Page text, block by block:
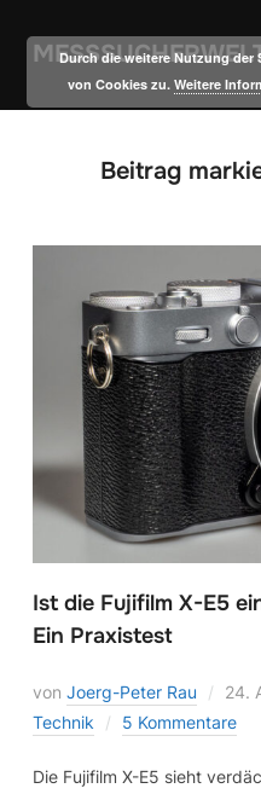
Beitrag
Ist die Fujifilm X-E5
Ein Praxistest
von Joerg-Peter Rau 24.
Technik
5 Kommentare
Die Fujifilm X-E5 sieht
Durch die weitere Nutzung der
von Cookies zu.Weitere